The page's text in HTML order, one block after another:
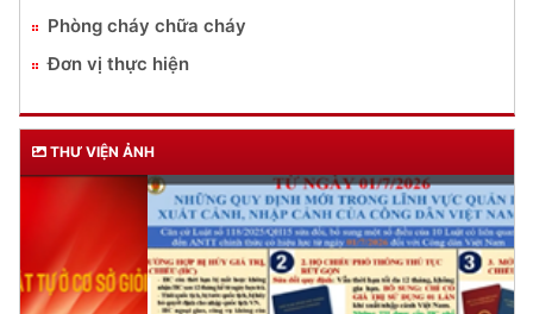
Phòng cháy chữa cháy
Đơn vị thực hiện
THƯ VIỆN ẢNH